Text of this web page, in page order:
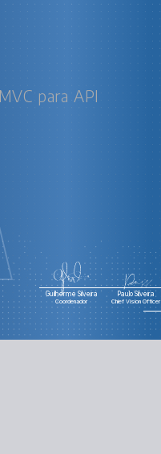
para API
Guilherme Silveira
Coordenador
Paulo Silveira
Chief Vision Officer
CRUD de livros na API
Padronizando a API
Segurança na API
Separando as aplicações